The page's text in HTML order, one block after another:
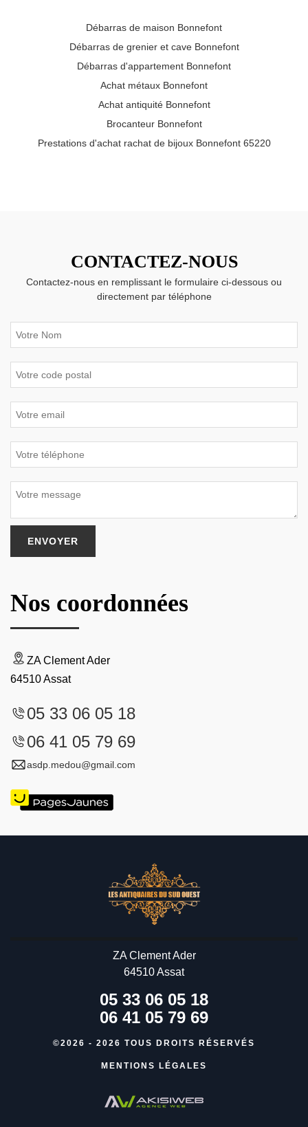
Débarras de maison Bonnefont
Débarras de grenier et cave Bonnefont
Débarras d'appartement Bonnefont
Achat métaux Bonnefont
Achat antiquité Bonnefont
Brocanteur Bonnefont
Prestations d'achat rachat de bijoux Bonnefont 65220
CONTACTEZ-NOUS
Contactez-nous en remplissant le formulaire ci-dessous ou
directement par téléphone
Nos coordonnées
ZA Clement Ader
64510 Assat
05 33 06 05 18
06 41 05 79 69
asdp.medou@gmail.com
ZA Clement Ader
64510 Assat
05 33 06 05 18
06 41 05 79 69
©2026 - 2026 TOUS DROITS RÉSERVÉS
MENTIONS LÉGALES